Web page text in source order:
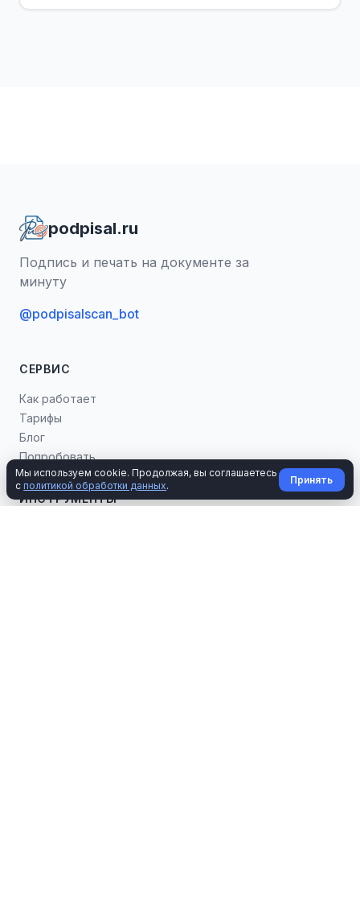
podpisal.ru
Подпись и печать на документе за
минуту
@podpisalscan_bot
СЕРВИС
Как работает
Тарифы
Блог
Попробовать
ИНСТРУМЕНТЫ
Мы используем cookie. Продолжая, вы соглашаетесь
сполитикой обработки данных. Принять